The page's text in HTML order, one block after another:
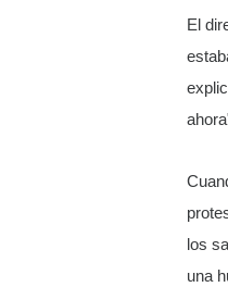
El
los
una